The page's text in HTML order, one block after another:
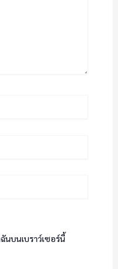
นบนเบราว์เซอร์นี้